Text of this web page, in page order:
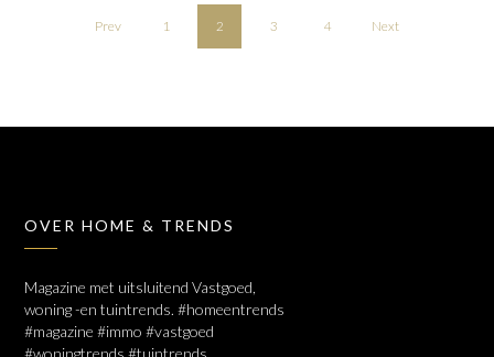
Prev 1 2 3 4 Next
OVER HOME & TRENDS
Magazine met uitsluitend Vastgoed,
woning -en tuintrends. #homeentrends
#magazine #immo #vastgoed